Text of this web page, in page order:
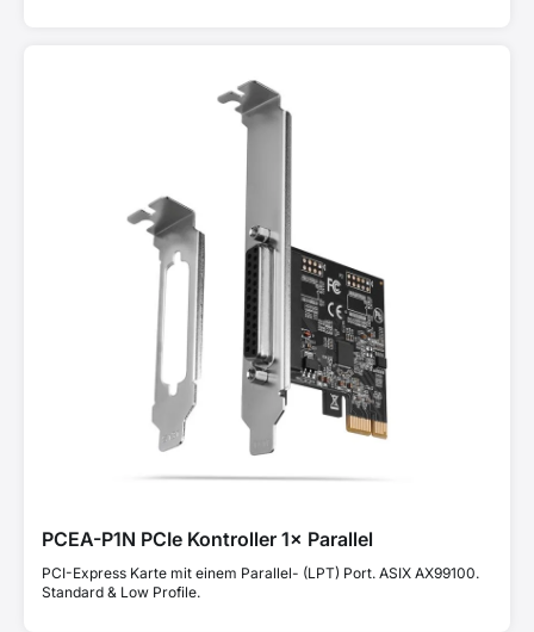
PCEA-P1N PCIe Kontroller 1× Parallel
PCI-Express Karte mit einem Parallel- (LPT) Port. ASIX AX99100.
Standard & Low Profile.